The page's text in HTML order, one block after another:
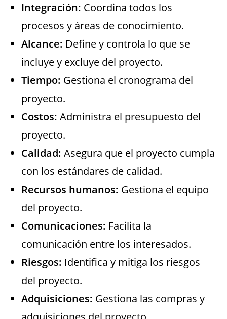
Integración: Coordina todos los
procesos y áreas de conocimiento.
Alcance: Define y controla lo que se
incluye y excluye del proyecto.
Tiempo: Gestiona el cronograma del
proyecto.
Costos: Administra el presupuesto del
proyecto.
Calidad: Asegura que el proyecto cumpla
con los estándares de calidad.
Recursos humanos: Gestiona el equipo
del proyecto.
Comunicaciones: Facilita la
comunicación entre los interesados.
Riesgos: Identifica y mitiga los riesgos
del proyecto.
Adquisiciones: Gestiona las compras y